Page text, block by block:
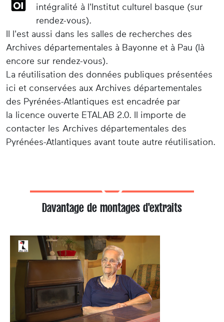
intégralité à l'Institut culturel basque (sur
rendez-vous).
Il l'est aussi dans les salles de recherches des
Archives départementales à Bayonne et à Pau (là
encore sur rendez-vous).
La réutilisation des données publiques présentées
ici et conservées aux Archives départementales
des Pyrénées-Atlantiques est encadrée par
la licence ouverte ETALAB 2.0. Il importe de
contacter les Archives départementales des
Pyrénées-Atlantiques avant toute autre réutilisation.
Davantage de montages d'extraits